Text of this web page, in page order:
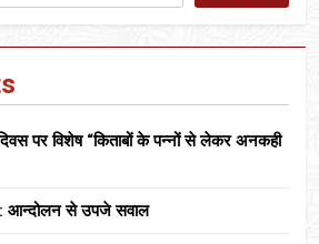
पर विशेष “किताबों के पन्नों से लेकर अनकही
: आन्दोलन से उपजे सवाल